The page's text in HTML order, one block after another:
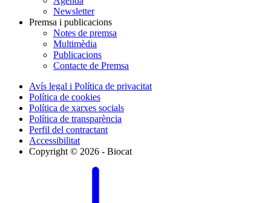
Newsletter
Premsa i publicacions
Notes de premsa
Multimèdia
Publicacions
Contacte de Premsa
Avís legal i Política de privacitat
Política de cookies
Política de xarxes socials
Política de transparència
Perfil del contractant
Accessibilitat
Copyright © 2026 - Biocat